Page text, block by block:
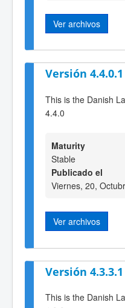
Ver archivos
Versión 4.4.0.1
This is the Danish
4.4.0
Maturity
Stable
Publicado el
Viernes, 20,
Ver archivos
Versión 4.3.3.1
This is the Danish